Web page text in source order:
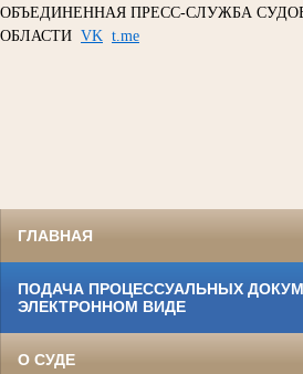
ОБЪЕДИНЕННАЯ ПРЕСС-СЛУЖБА
ОБЛАСТИ VK t.me
ГЛАВНАЯ
ПОДАЧА ПРОЦЕССУАЛЬНЫХ
ЭЛЕКТРОННОМ ВИДЕ
О СУДЕ